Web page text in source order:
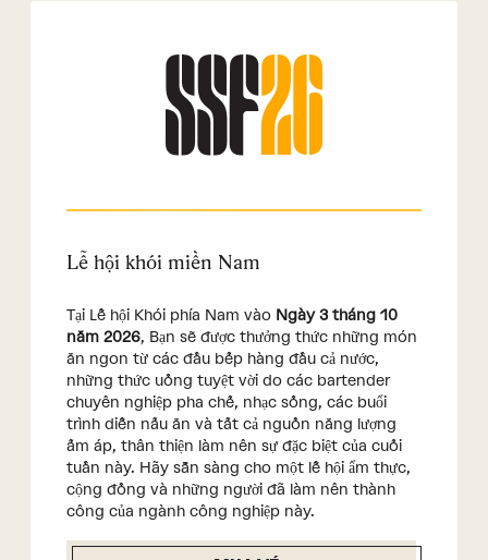
Lễ hội khói miền Nam
Tại Lễ hội Khói phía Nam vào Ngày 3 tháng 10
năm 2026, Bạn sẽ được thưởng thức những món
ăn ngon từ các đầu bếp hàng đầu cả nước,
những thức uống tuyệt vời do các bartender
chuyên nghiệp pha chế, nhạc sống, các buổi
trình diễn nấu ăn và tất cả nguồn năng lượng
ấm áp, thân thiện làm nên sự đặc biệt của cuối
tuần này. Hãy sẵn sàng cho một lễ hội ẩm thực,
cộng đồng và những người đã làm nên thành
công của ngành công nghiệp này.